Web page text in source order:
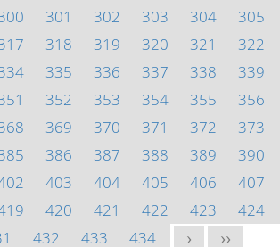
301 302 303 304 305
318 319 320 321 322
335 336 337 338 339
352 353 354 355 356
369 370 371 372 373
386 387 388 389 390
403 404 405 406 407
420 421 422 423 424
432 433 434 > >>